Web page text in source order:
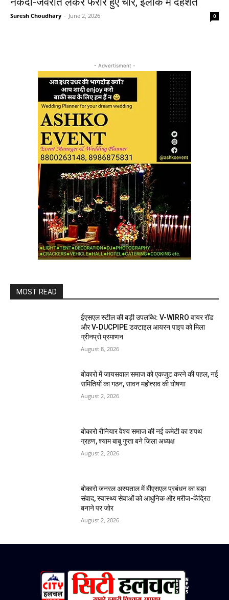
Suresh Choudhary - June 2, 2026 0
- Advertisment -
MOST READ
ईएसएल स्टील की बड़ी उपलब्धि: V-WIRRO वायर रॉड
और V-DUCPIPE डक्टाइल आयरन पाइप को मिला
ग्रीनप्रो प्रमाणन
August 8, 2026
बोकारो में जायसवाल समाज को एकजुट करने की पहल, नई
समितियों का गठन, सावन महोत्सव की घोषणा
August 2, 2026
बोकारो रौनियार वैश्य समाज की नई कमेटी का शपथ
ग्रहण, श्याम बाबू गुप्ता बने जिला अध्यक्ष
August 2, 2026
बोकारो जनरल अस्पताल में बीएसएल प्रबंधन का बड़ा
संवाद, स्वास्थ्य सेवाओं को आधुनिक और मरीज-केंद्रित
बनाने पर जोर
August 2, 2026